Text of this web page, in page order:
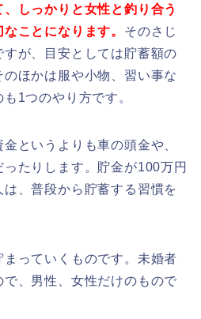
しっかりと女性と釣り合う
ことになります。 そのさじ
が、目安としては貯蓄額の
ほかは服や小物、習い事な
1つのやり方です。
というよりも車の頭金や、
たりします。貯金が100万円
、普段から貯蓄する習慣を
っていくものです。未婚者
、男性、女性だけのもので